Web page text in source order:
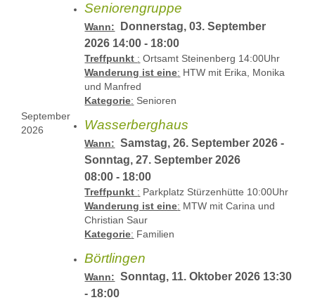
September
2026
Seniorengruppe
Wann:
Donnerstag, 03. September
2026 14:00 - 18:00
Treffpunkt : Ortsamt Steinenberg 14:00Uhr
Wanderung ist eine: HTW mit Erika, Monika
und Manfred
Kategorie: Senioren
Wasserberghaus
Wann:
Samstag, 26. September 2026 -
Sonntag, 27. September 2026
08:00 - 18:00
Treffpunkt : Parkplatz Stürzenhütte 10:00Uhr
Wanderung ist eine: MTW mit Carina und
Christian Saur
Kategorie: Familien
Börtlingen
Wann:
Sonntag, 11. Oktober 2026 13:30
- 18:00